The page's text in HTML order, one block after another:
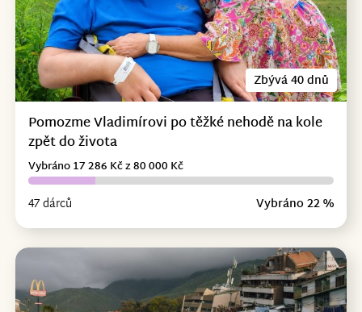
Zbývá 40 dnů
Pomozme Vladimírovi po těžké nehodě na kole
zpět do života
47 dárců Vybráno 22 %
Vybráno 17 286 Kč z 80 000 Kč